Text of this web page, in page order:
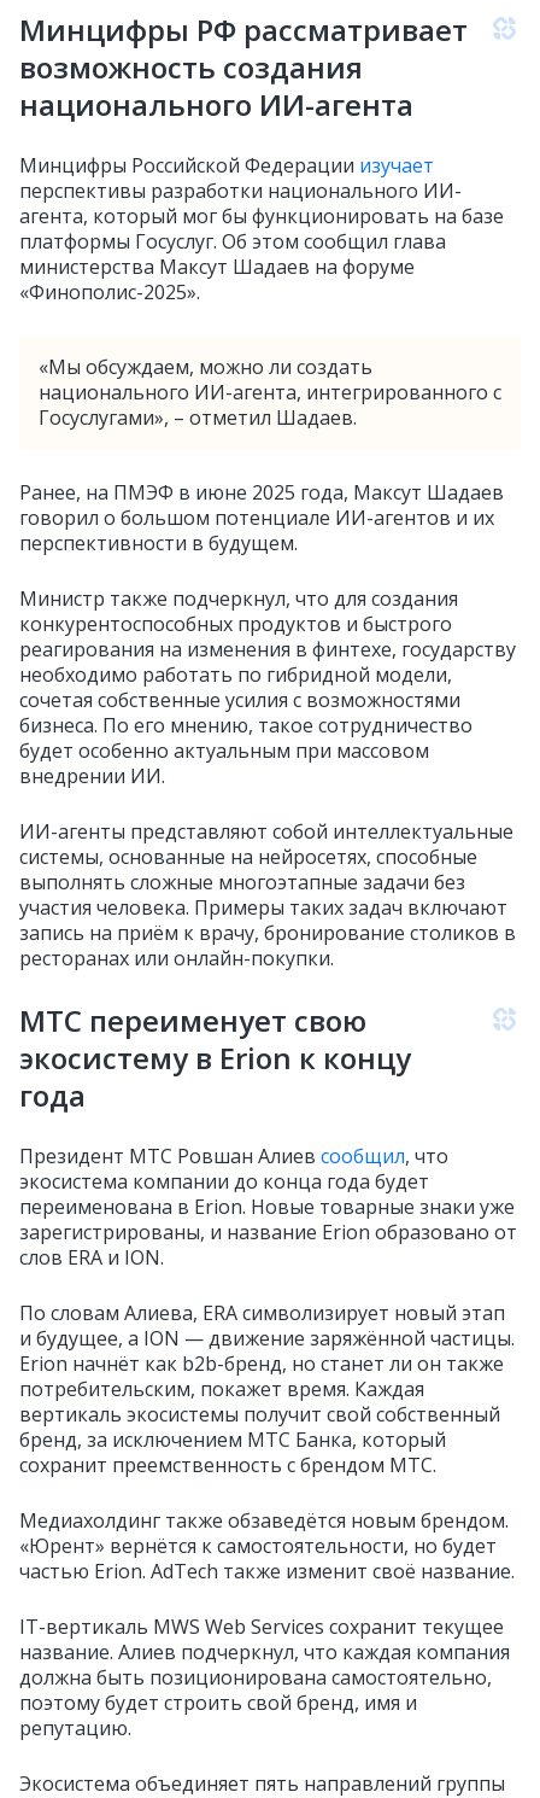
Минцифры РФ рассматривает
возможность создания
национального ИИ-агента
Минцифры Российской Федерации изучает
перспективы разработки национального ИИ-
агента, который мог бы функционировать на базе
платформы Госуслуг. Об этом сообщил глава
министерства Максут Шадаев на форуме
«Финополис-2025».
«Мы обсуждаем, можно ли создать
национального ИИ-агента, интегрированного с
Госуслугами», – отметил Шадаев.
Ранее, на ПМЭФ в июне 2025 года, Максут Шадаев
говорил о большом потенциале ИИ-агентов и их
перспективности в будущем.
Министр также подчеркнул, что для создания
конкурентоспособных продуктов и быстрого
реагирования на изменения в финтехе, государству
необходимо работать по гибридной модели,
сочетая собственные усилия с возможностями
бизнеса. По его мнению, такое сотрудничество
будет особенно актуальным при массовом
внедрении ИИ.
ИИ-агенты представляют собой интеллектуальные
системы, основанные на нейросетях, способные
выполнять сложные многоэтапные задачи без
участия человека. Примеры таких задач включают
запись на приём к врачу, бронирование столиков в
ресторанах или онлайн-покупки.
МТС переименует свою
экосистему в Erion к концу
года
Президент МТС Ровшан Алиев сообщил, что
экосистема компании до конца года будет
переименована в Erion. Новые товарные знаки уже
зарегистрированы, и название Erion образовано от
слов ERA и ION.
По словам Алиева, ERA символизирует новый этап
и будущее, а ION — движение заряжённой частицы.
Erion начнёт как b2b-бренд, но станет ли он также
потребительским, покажет время. Каждая
вертикаль экосистемы получит свой собственный
бренд, за исключением МТС Банка, который
сохранит преемственность с брендом МТС.
Медиахолдинг также обзаведётся новым брендом.
«Юрент» вернётся к самостоятельности, но будет
частью Erion. AdTech также изменит своё название.
IT-вертикаль MWS Web Services сохранит текущее
название. Алиев подчеркнул, что каждая компания
должна быть позиционирована самостоятельно,
поэтому будет строить свой бренд, имя и
репутацию.
Экосистема объединяет пять направлений группы